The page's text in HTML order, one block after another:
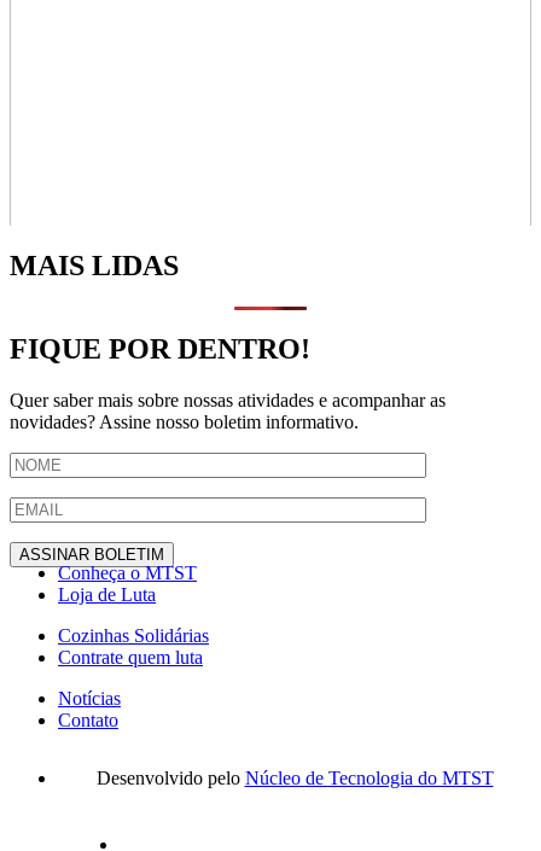
MAIS LIDAS
FIQUE POR DENTRO!
Quer saber mais sobre nossas atividades e acompanhar as
novidades? Assine nosso boletim informativo.
Conheça o MTST
Loja de Luta
Cozinhas Solidárias
Contrate quem luta
Notícias
Contato
Desenvolvido pelo Núcleo de Tecnologia do MTST